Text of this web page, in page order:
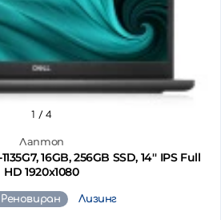
Лаптоп
16GB, 256GB SSD, 14'' IPS Full
HD 1920x1080
1 / 4
Реновиран Лизинг